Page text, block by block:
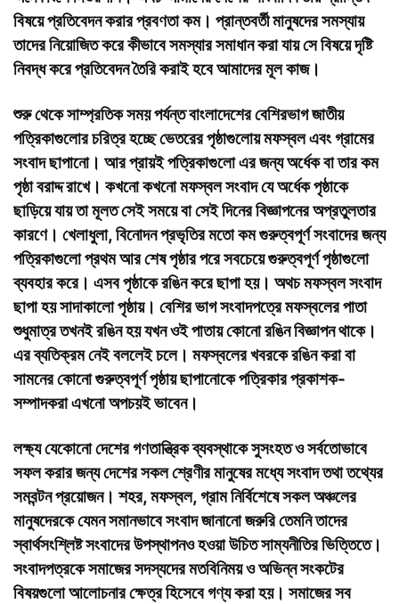
বিষয়ে প্রতিবেদন করার প্রবণতা কম। প্রান্তবর্তী মানুষদের সমস্যায়
তাদের নিয়োজিত করে কীভাবে সমস্যার সমাধান করা যায় সে বিষয়ে দৃষ্টি
নিবদ্ধ করে প্রতিবেদন তৈরি করাই হবে আমাদের মূল কাজ।
শুরু থেকে সাম্প্রতিক সময় পর্যন্ত বাংলাদেশের বেশিরভাগ জাতীয়
পত্রিকাগুলোর চরিত্র হচ্ছে ভেতরের পৃষ্ঠাগুলোয় মফস্বল এবং গ্রামের
সংবাদ ছাপানো। আর প্রায়ই পত্রিকাগুলো এর জন্য অর্ধেক বা তার কম
পৃষ্ঠা বরাদ্দ রাখে। কখনো কখনো মফস্বল সংবাদ যে অর্ধেক পৃষ্ঠাকে
ছাড়িয়ে যায় তা মূলত সেই সময়ে বা সেই দিনের বিজ্ঞাপনের অপ্রতুলতার
কারণে। খেলাধুলা, বিনোদন প্রভৃতির মতো কম গুরুত্বপূর্ণ সংবাদের জন্য
পত্রিকাগুলো প্রথম আর শেষ পৃষ্ঠার পরে সবচেয়ে গুরুত্বপূর্ণ পৃষ্ঠাগুলো
ব্যবহার করে। এসব পৃষ্ঠাকে রঙিন করে ছাপা হয়। অথচ মফস্বল সংবাদ
ছাপা হয় সাদাকালো পৃষ্ঠায়। বেশির ভাগ সংবাদপত্রে মফস্বলের পাতা
শুধুমাত্র তখনই রঙিন হয় যখন ওই পাতায় কোনো রঙিন বিজ্ঞাপন থাকে।
এর ব্যতিক্রম নেই বললেই চলে। মফস্বলের খবরকে রঙিন করা বা
সামনের কোনো গুরুত্বপূর্ণ পৃষ্ঠায় ছাপানোকে পত্রিকার প্রকাশক-
সম্পাদকরা এখনো অপচয়ই ভাবেন।
লক্ষ্যযেকোনো দেশের গণতান্ত্রিক ব্যবস্থাকে সুসংহত ও সর্বতোভাবে
সফল করার জন্য দেশের সকল শ্রেণীর মানুষের মধ্যে সংবাদ তথা তথ্যের
সমবন্টন প্রয়োজন। শহর, মফস্বল, গ্রাম নির্বিশেষে সকল অঞ্চলের
মানুষদেরকে যেমন সমানভাবে সংবাদ জানানো জরুরি তেমনি তাদের
স্বার্থসংশ্লিষ্ট সংবাদের উপস্থাপনও হওয়া উচিত সাম্যনীতির ভিত্তিতে।
সংবাদপত্রকে সমাজের সদস্যদের মতবিনিময় ও অভিন্ন সংকটের
বিষয়গুলো আলোচনার ক্ষেত্র হিসেবে গণ্য করা হয়। সমাজের সব